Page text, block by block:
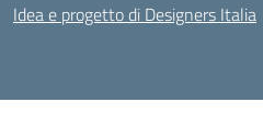
Idea e progetto di Designers Italia